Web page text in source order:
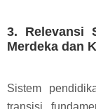
3. Relevansi
Merdeka dan
Sistem